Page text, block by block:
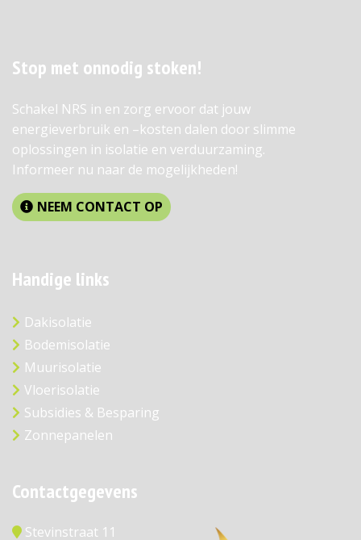
Stop met onnodig stoken!
Schakel NRS in en zorg ervoor dat jouw
energieverbruik en –kosten dalen door slimme
oplossingen in isolatie en verduurzaming.
Informeer nu naar de mogelijkheden!
NEEM CONTACT OP
Handige links
Dakisolatie
Bodemisolatie
Muurisolatie
Vloerisolatie
Subsidies & Besparing
Zonnepanelen
Contactgegevens
Stevinstraat 11